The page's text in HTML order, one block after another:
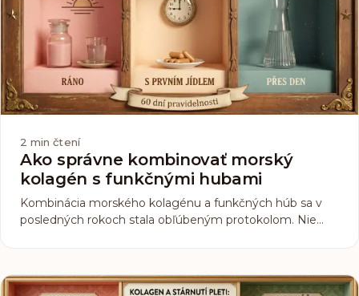
2 min čtení
Ako správne kombinovať morský
kolagén s funkčnými hubami
Kombinácia morského kolagénu a funkčných húb sa v
posledných rokoch stala obľúbeným protokolom. Nie